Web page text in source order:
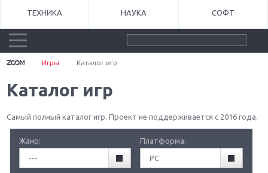
ТЕХНИКА НАУКА СОФТ
Игры Каталог игр
Каталог игр
Самый полный каталог игр. Проект не поддерживается с 2016 года.
Жанр:
---
Платформа:
PC